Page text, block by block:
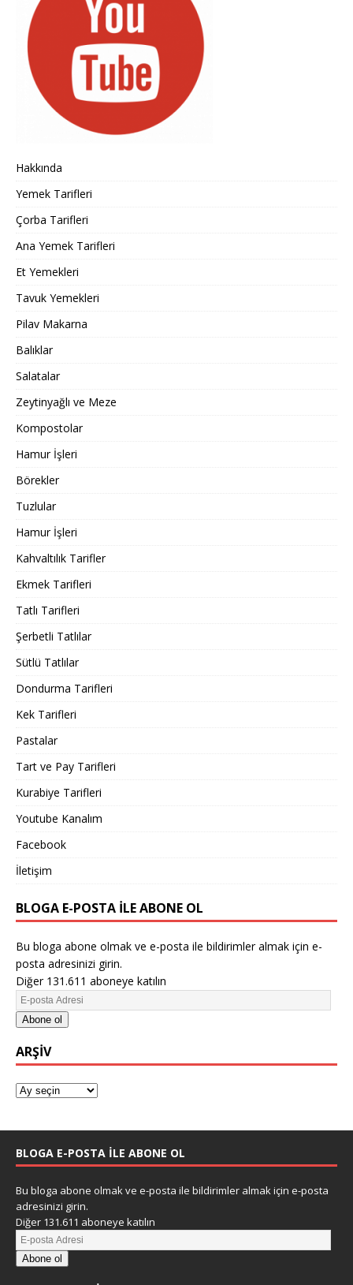
Hakkında
Yemek Tarifleri
Çorba Tarifleri
Ana Yemek Tarifleri
Et Yemekleri
Tavuk Yemekleri
Pilav Makarna
Balıklar
Salatalar
Zeytinyağlı ve Meze
Kompostolar
Hamur İşleri
Börekler
Tuzlular
Hamur İşleri
Kahvaltılık Tarifler
Ekmek Tarifleri
Tatlı Tarifleri
Şerbetli Tatlılar
Sütlü Tatlılar
Dondurma Tarifleri
Kek Tarifleri
Pastalar
Tart ve Pay Tarifleri
Kurabiye Tarifleri
Youtube Kanalım
Facebook
İletişim
BLOGA E-POSTA ILE ABONE OL
Bu bloga abone olmak ve e-posta ile bildirimler almak için e-
posta adresinizi girin.
Diğer 131.611 aboneye katılın
Abone ol
ARŞIV
BLOGA E-POSTA ILE ABONE OL
Bu bloga abone olmak ve e-posta ile bildirimler almak için e-posta
adresinizi girin.
Diğer 131.611 aboneye katılın
Abone ol